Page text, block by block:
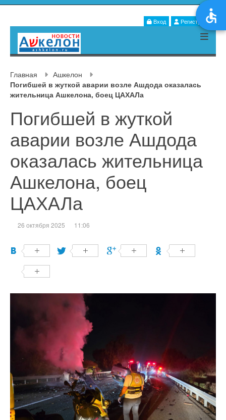
Вход Регистрация
Главная
Ашкелон
Погибшей в жуткой аварии возле Ашдода оказалась
жительница Ашкелона, боец ЦАХАЛа
Погибшей в жуткой
аварии возле Ашдода
оказалась жительница
Ашкелона, боец
ЦАХАЛа
26 октября 2025 11:06